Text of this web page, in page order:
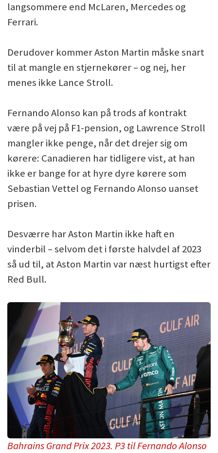
langsommere end McLaren, Mercedes og
Ferrari.
Derudover kommer Aston Martin måske snart
til at mangle en stjernekører – og nej, her
menes ikke Lance Stroll.
Fernando Alonso kan på trods af kontrakt
være på vej på F1-pension, og Lawrence Stroll
mangler ikke penge, når det drejer sig om
kørere: Canadieren har tidligere vist, at han
ikke er bange for at hyre dyre kørere som
Sebastian Vettel og Fernando Alonso uanset
prisen.
Desværre har Aston Martin ikke haft en
vinderbil – selvom det i første halvdel af 2023
så ud til, at Aston Martin var næst hurtigst efter
Red Bull.
Bahrains Grand Prix 2023. P3 til Fernando Alonso